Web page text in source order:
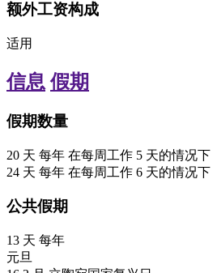
额外工资构成
适用
信息 假期
假期数量
20 天 每年 在每周工作 5 天的情况下
24 天 每年 在每周工作 6 天的情况下
公共假期
13 天 每年
元旦